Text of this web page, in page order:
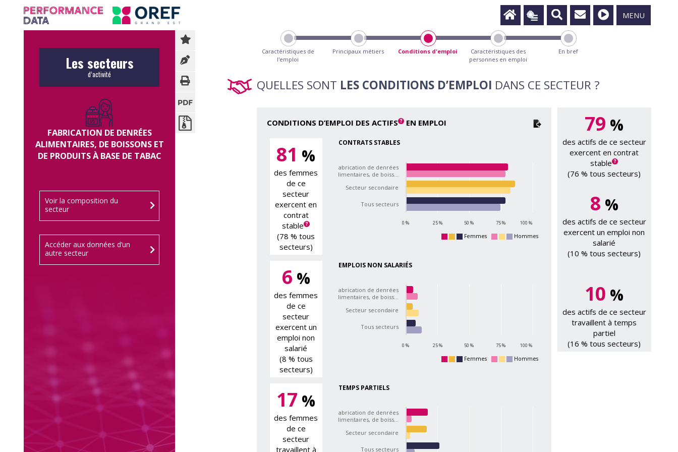
Panneau de gestion des cookies
MENU
Les secteurs
d’activité
FABRICATION DE DENRÉES
ALIMENTAIRES, DE BOISSONS ET
DE PRODUITS À BASE DE TABAC
Voir la composition du
secteur
Accéder aux données d’un
autre secteur
Caractéristiques de
l'emploi
Principaux métiers Conditions d'emploi
Caractéristiques des
personnes en emploi
En bref
QUELLES SONT LES CONDITIONS D’EMPLOI DANS CE SECTEUR ?
CONDITIONS D’EMPLOI DES ACTIFS EN EMPLOI
81 %
des femmes
de ce
secteur
exercent en
contrat
stable
(78 % tous
secteurs)
CONTRATS STABLES
Fabrication de denrées
alimentaires, de boiss…
Secteur secondaire
Tous secteurs
0 % 100 %
25 % 50 % 75 %
Femmes Hommes
6 %
des femmes
de ce
secteur
exercent un
emploi non
salarié
(8 % tous
secteurs)
EMPLOIS NON SALARIÉS
Fabrication de denrées
alimentaires, de boiss…
Secteur secondaire
Tous secteurs
0 % 100 %
25 % 50 % 75 %
Femmes Hommes
17 %
des femmes
de ce
secteur
travaillent à
TEMPS PARTIELS
Fabrication de denrées
alimentaires, de boiss…
Secteur secondaire
Tous secteurs
79 %
des actifs de ce secteur
exercent en contrat
stable
(76 % tous secteurs)
8 %
des actifs de ce secteur
exercent un emploi non
salarié
(10 % tous secteurs)
10 %
des actifs de ce secteur
travaillent à temps
partiel
(16 % tous secteurs)